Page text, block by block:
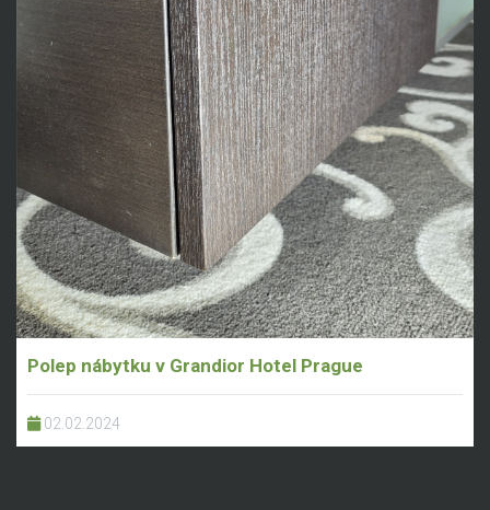
Polep nábytku v Grandior Hotel Prague
02.02.2024